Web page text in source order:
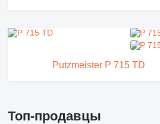
Putzmeister P 715 TD
Топ-продавцы